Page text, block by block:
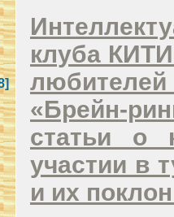
клуба
«Брейн-
статьи о
участии в
и их